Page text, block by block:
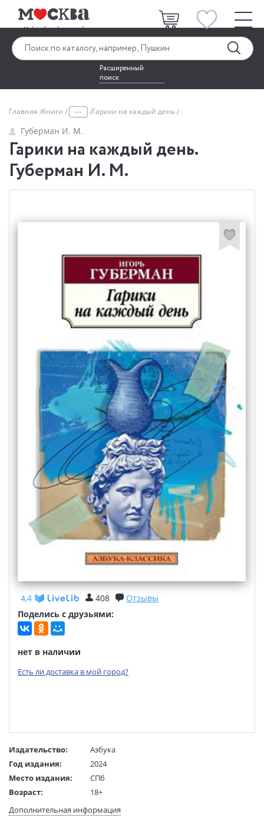
Расширенный
поиск
Главная Книги ... Гарики на каждый день
Губерман И. М.
Гарики на каждый день.
Губерман И. М.
4,4 408
Отзывы
Поделись с друзьями:
нет в наличии
Есть ли доставка в мой город?
Издательство:
Азбука
Год издания:
2024
Место издания:
СПб
Возраст:
18+
Язык текста:
русский
Дополнительная информация